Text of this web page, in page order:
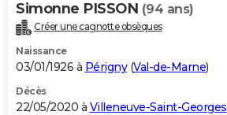
Simonne PISSON (94 ans)
Créer une cagnotte obsèques
Naissance
03/01/1926 à Périgny(Val-de-Marne)
Décès
22/05/2020 à Villeneuve-Saint-Georges